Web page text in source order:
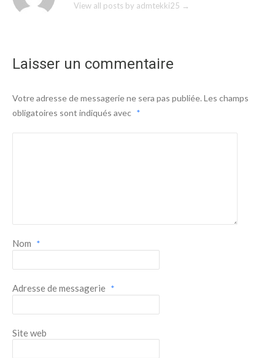
View all posts by admtekki25 →
Laisser un commentaire
Votre adresse de messagerie ne sera pas publiée. Les champs
obligatoires sont indiqués avec *
Nom *
Adresse de messagerie *
Site web